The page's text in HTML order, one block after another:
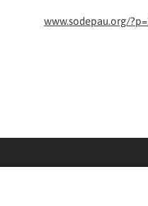
www.sodepau.org/